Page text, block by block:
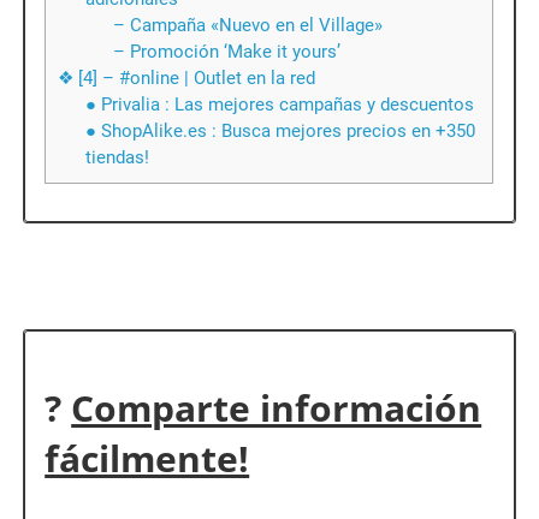
– Campaña «Nuevo en el Village»
– Promoción ‘Make it yours’
❖ [4] – #online | Outlet en la red
● Privalia : Las mejores campañas y descuentos
● ShopAlike.es : Busca mejores precios en +350
tiendas!
? Comparte información
fácilmente!